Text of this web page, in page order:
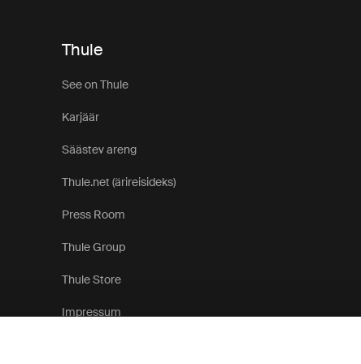
Thule
See on Thule
Karjäär
Säästev areng
Thule.net (ärireisideks)
Press Room
Thule Group
Thule Store
Impressum